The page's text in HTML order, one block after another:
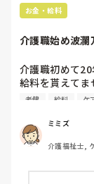
お金・給料
介護職始め波瀾
介護職初めて
給料を貰えてま
るようになりま
介福の資格と
職場で1年で退
②特養
いい方。1年
老健 給料 ケ
ミミズ
介護福祉士,